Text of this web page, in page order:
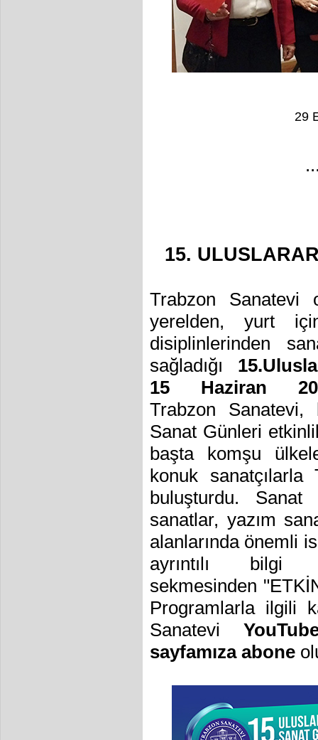
29
15.
Trabzon Sanatevi
yerelden, yurt
disiplinlerinden
sağladığı
15Haziran
Trabzon Sanatevi,
Sanat Günleri
başta komşu
konuk sanatçılarla
buluşturdu. Sanat
sanatlar, yazım
alanlarında önemli
ayrıntılı
sekmesinden
Programlarla ilgili
Sanatevi
sayfamıza abone